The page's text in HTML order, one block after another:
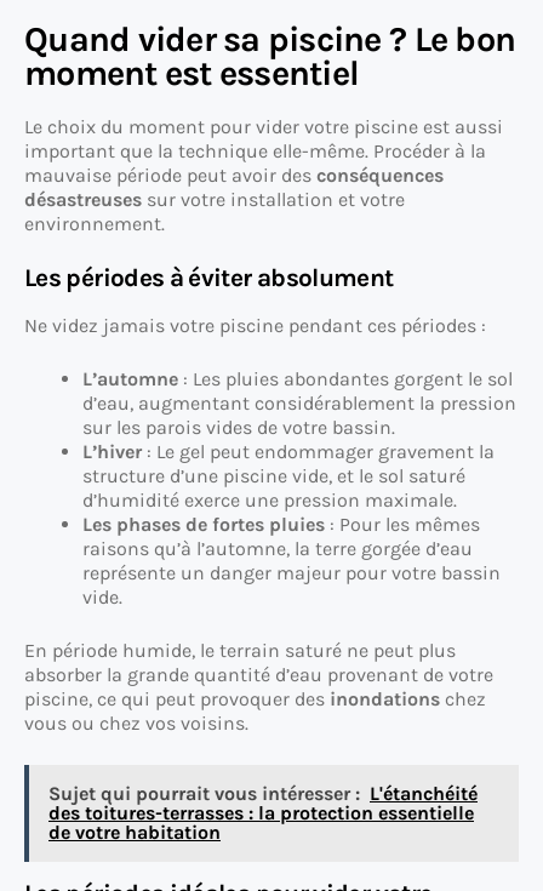
Quand vider sa piscine ? Le bon
moment est essentiel
Le choix du moment pour vider votre piscine est aussi
important que la technique elle-même. Procéder à la
mauvaise période peut avoir des conséquences
désastreuses sur votre installation et votre
environnement.
Les périodes à éviter absolument
Ne videz jamais votre piscine pendant ces périodes :
L’automne : Les pluies abondantes gorgent le sol
d’eau, augmentant considérablement la pression
sur les parois vides de votre bassin.
L’hiver : Le gel peut endommager gravement la
structure d’une piscine vide, et le sol saturé
d’humidité exerce une pression maximale.
Les phases de fortes pluies : Pour les mêmes
raisons qu’à l’automne, la terre gorgée d’eau
représente un danger majeur pour votre bassin
vide.
En période humide, le terrain saturé ne peut plus
absorber la grande quantité d’eau provenant de votre
piscine, ce qui peut provoquer des inondations chez
vous ou chez vos voisins.
Sujet qui pourrait vous intéresser : L'étanchéité
des toitures-terrasses : la protection essentielle
de votre habitation